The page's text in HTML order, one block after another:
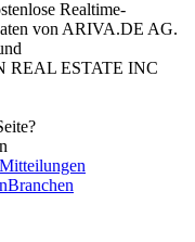
Realtime-
von ARIVA.DE AG.
REAL ESTATE INC
Branchen